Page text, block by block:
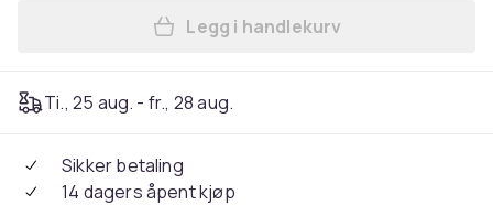
Legg Camry Premium MS
Legg i handlekurv
Ti., 25 aug. - fr., 28 aug.
Sikker betaling
14 dagers åpent kjøp